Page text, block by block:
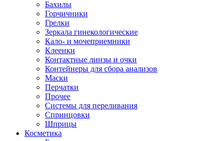
Бахилы
Горчичники
Грелки
Зеркала гинекологические
Кало- и мочеприемники
Клеенки
Контактные линзы и очки
Контейнеры для сбора анализов
Маски
Перчатки
Прочее
Системы для переливания
Спринцовки
Шприцы
Косметика